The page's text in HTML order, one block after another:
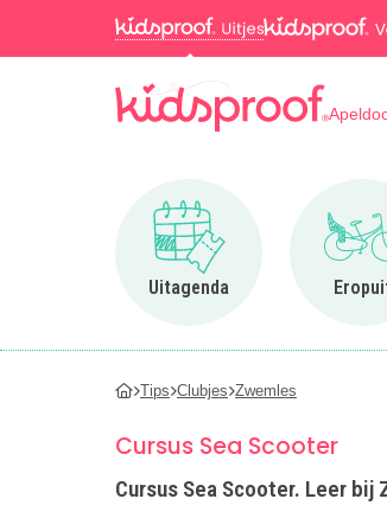
Uitagenda
Ga naar Uitagenda
Tips Clubjes Zwemles
Cursus Sea Scooter
Cursus Sea Scooter. Leer bij